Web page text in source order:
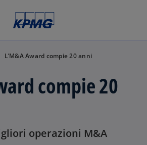
L’M&A Award compie 20 anni
compie 20
operazioni M&A